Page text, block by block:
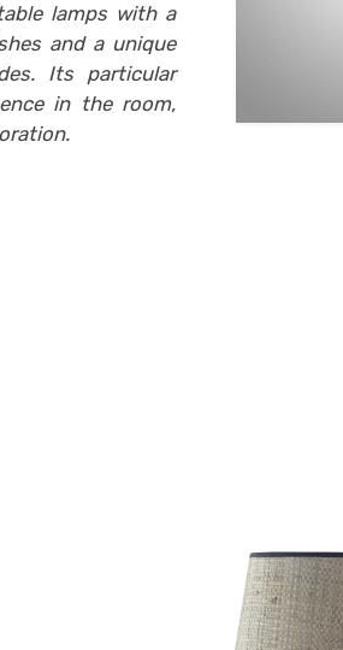
lamps with a
and a unique
Its particular
in the room,